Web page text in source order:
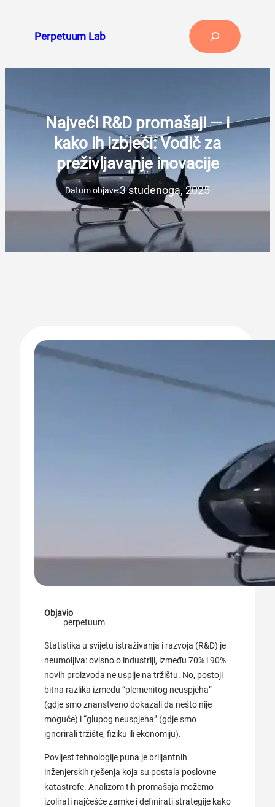
sadržajaPerpetuum Lab
Search
Najveći R&D promašaji — i
kako ih izbjeći: Vodič za
preživljavanje inovacije
Datum objave:3 studenoga, 2025
Objavio
perpetuum
Statistika u svijetu istraživanja i razvoja (R&D) je
neumoljiva: ovisno o industriji, između 70% i 90%
novih proizvoda ne uspije na tržištu. No, postoji
bitna razlika između “plemenitog neuspjeha”
(gdje smo znanstveno dokazali da nešto nije
moguće) i “glupog neuspjeha” (gdje smo
ignorirali tržište, fiziku ili ekonomiju).
Povijest tehnologije puna je briljantnih
inženjerskih rješenja koja su postala poslovne
katastrofe. Analizom tih promašaja možemo
izolirati najčešće zamke i definirati strategije kako